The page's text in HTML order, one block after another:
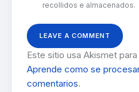
recollidos e almacenados.
Este sitio usa Akismet
Aprende como se
comentarios.